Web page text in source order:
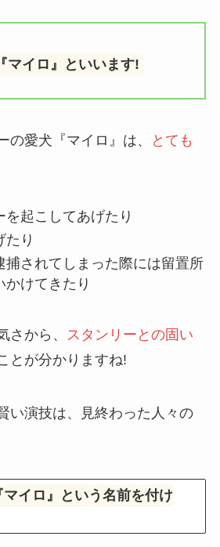
マイロ』といいます!
の愛犬『マイロ』は、
とても
を起こしてあげたり
たり
捕されてしまった際には留置所
かけてきたり
さから、 スタンリーとの固い
とが分かりますね!
い演技は、見終わった人々の
マイロ』という名前を付け